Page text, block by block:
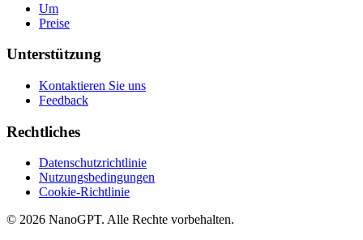
Um
Preise
Unterstützung
Kontaktieren Sie uns
Feedback
Rechtliches
Datenschutzrichtlinie
Nutzungsbedingungen
Cookie-Richtlinie
© 2026 NanoGPT. Alle Rechte vorbehalten.